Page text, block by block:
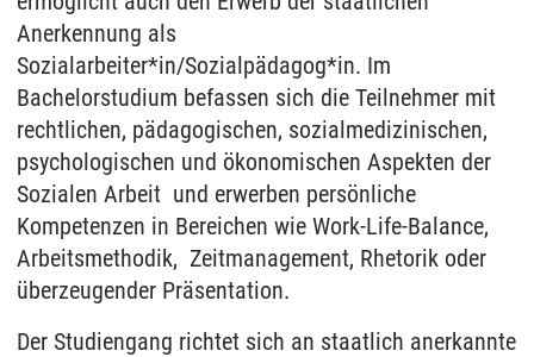
Anerkennung als
Sozialarbeiter*in/Sozialpädagog*in. Im
Bachelorstudium befassen sich die Teilnehmer mit
rechtlichen, pädagogischen, sozialmedizinischen,
psychologischen und ökonomischen Aspekten der
Sozialen Arbeit und erwerben persönliche
Kompetenzen in Bereichen wie Work-Life-Balance,
Arbeitsmethodik, Zeitmanagement, Rhetorik oder
überzeugender Präsentation.
Der Studiengang richtet sich an staatlich anerkannte